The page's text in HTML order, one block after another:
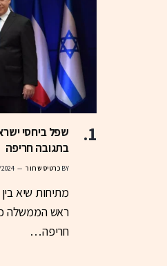
שפל ביחסי
בתגובה חריפה
BY כרטיס שחור
מתיחות שיא
ראש הממשלה
חריפה…